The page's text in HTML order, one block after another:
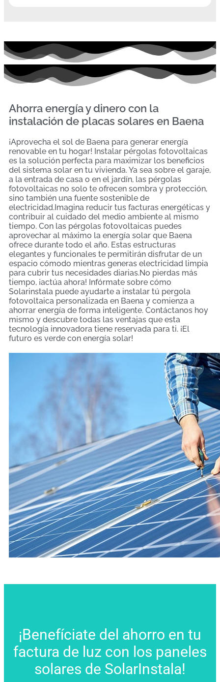
Ahorra energía y dinero con la
instalación de placas solares en Baena
¡Aprovecha el sol de Baena para generar energía
renovable en tu hogar! Instalar pérgolas fotovoltaicas
es la solución perfecta para maximizar los beneficios
del sistema solar en tu vivienda. Ya sea sobre el garaje,
a la entrada de casa o en el jardín, las pérgolas
fotovoltaicas no solo te ofrecen sombra y protección,
sino también una fuente sostenible de
electricidad.Imagina reducir tus facturas energéticas y
contribuir al cuidado del medio ambiente al mismo
tiempo. Con las pérgolas fotovoltaicas puedes
aprovechar al máximo la energía solar que Baena
ofrece durante todo el año. Estas estructuras
elegantes y funcionales te permitirán disfrutar de un
espacio cómodo mientras generas electricidad limpia
para cubrir tus necesidades diarias.No pierdas más
tiempo, ¡actúa ahora! Infórmate sobre cómo
Solarinstala puede ayudarte a instalar tú pergola
fotovoltaica personalizada en Baena y comienza a
ahorrar energía de forma inteligente. Contáctanos hoy
mismo y descubre todas las ventajas que esta
tecnología innovadora tiene reservada para ti. ¡El
futuro es verde con energía solar!
¡Benefíciate del ahorro en tu
factura de luz con los paneles
solares de SolarInstala!